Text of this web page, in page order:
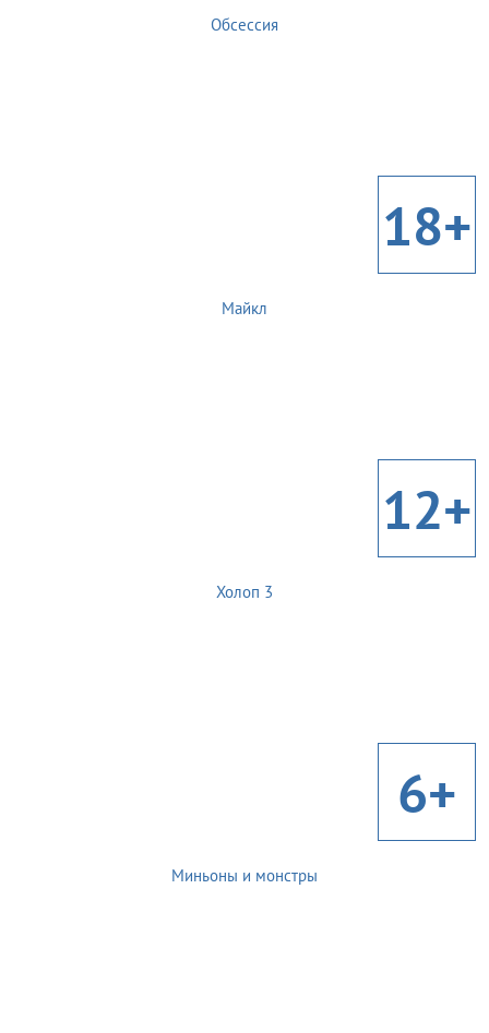
Обсессия
18+
Майкл
12+
Холоп 3
6+
Миньоны и монстры